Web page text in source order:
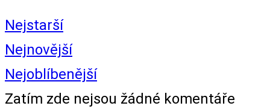
Nejstarší
Nejnovější
Nejoblíbenější
Zatím zde nejsou žádné komentáře